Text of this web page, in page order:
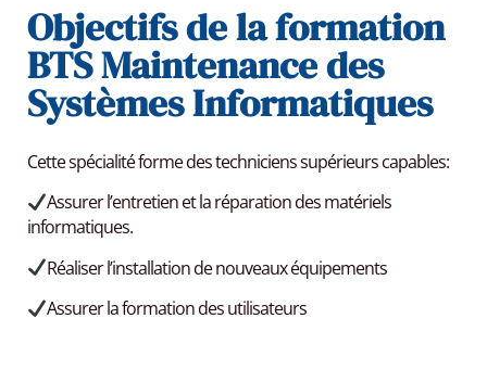
Objectifs de la formation
BTSMaintenance des
Systèmes Informatiques
Cette spécialité forme des techniciens supérieurs capables:
Assurer l’entretien et la réparation des matériels
informatiques.
Réaliser l’installation de nouveaux équipements
Assurer la formation des utilisateurs